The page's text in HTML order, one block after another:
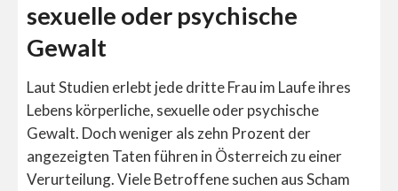
sexuelle oder psychische
Gewalt
Laut Studien erlebt jede dritte Frau im Laufe ihres
Lebens körperliche, sexuelle oder psychische
Gewalt. Doch weniger als zehn Prozent der
angezeigten Taten führen in Österreich zu einer
Verurteilung. Viele Betroffene suchen aus Scham